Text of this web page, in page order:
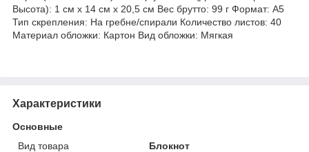
Высота): 1 см х 14 см х 20,5 см Вес брутто: 99 г Формат: А5
Тип скрепления: На гребне/спирали Количество листов: 40
Материал обложки: Картон Вид обложки: Мягкая
Характеристики
Основные
Вид товара
Блокнот